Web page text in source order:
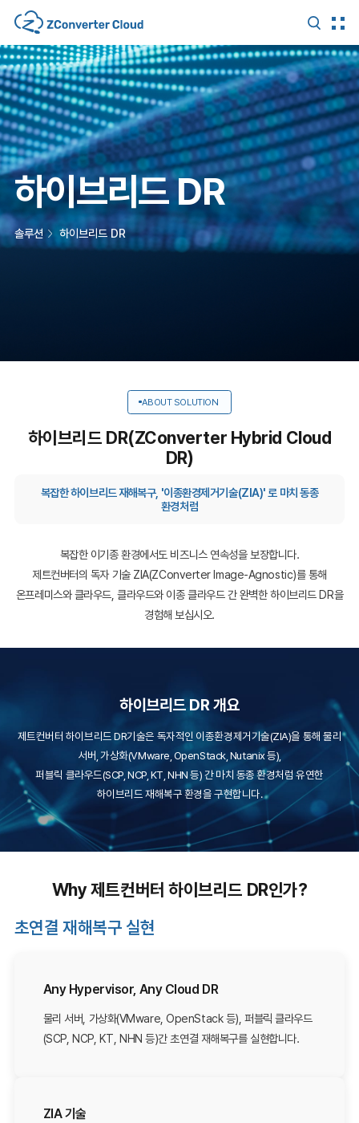
하이브리드 DR
솔루션 하이브리드 DR
ABOUT SOLUTION
하이브리드 DR(ZConverter Hybrid Cloud
DR)
복잡한 하이브리드 재해복구, '이종환경제거기술(ZIA)' 로 마치 동종
환경처럼
복잡한 이기종 환경에서도 비즈니스 연속성을 보장합니다.
제트컨버터의 독자 기술 ZIA(ZConverter Image-Agnostic)를 통해
온프레미스와 클라우드, 클라우드와 이종 클라우드 간 완벽한 하이브리드 DR을
경험해 보십시오.
하이브리드 DR 개요
제트컨버터 하이브리드 DR기술은 독자적인 이종환경제거기술(ZIA)을 통해 물리
서버, 가상화(VMware, OpenStack, Nutanix 등),
퍼블릭 클라우드(SCP, NCP, KT, NHN 등) 간 마치 동종 환경처럼 유연한
하이브리드 재해복구 환경을 구현합니다.
Why 제트컨버터 하이브리드 DR인가?
초연결 재해복구 실현
Any Hypervisor, Any Cloud DR
물리 서버, 가상화(VMware, OpenStack 등), 퍼블릭 클라우드
(SCP, NCP, KT, NHN 등)간 초연결 재해복구를 실현합니다.
ZIA 기술